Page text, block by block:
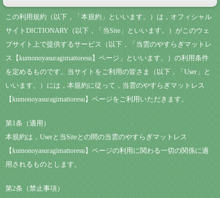
この利用規約（以下，「本規約」といいます。）は，オフィシャル
サイトDICTIONARY（以下，「当Site」といいます。）がこのウェ
ブサイト上で提供するサービス（以下，「当雲のやすらぎマットレ
ス【kumonoyasuragimattoresu】ページ」といいます。）の利用条件
を定めるものです。当サイトをご利用の皆さま（以下，「User」と
いいます。）には，本規約に従って，当雲のやすらぎマットレス
【kumonoyasuragimattoresu】ページをご利用いただきます。
第1条（適用）
本規約は，Userと当Siteとの間の当雲のやすらぎマットレス
【kumonoyasuragimattoresu】ページの利用に関わる一切の関係に適
用されるものとします。
第2条（禁止事項）